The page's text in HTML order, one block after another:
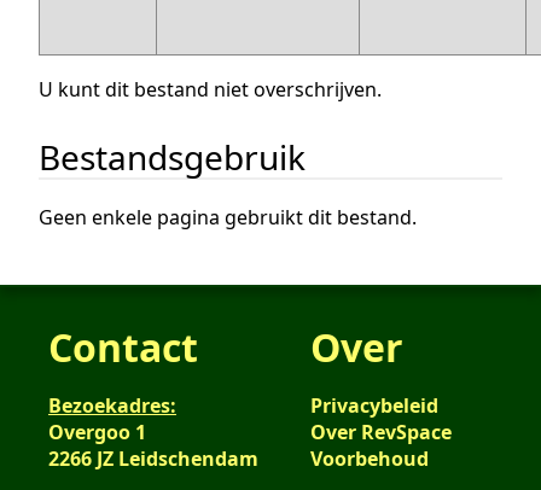
U kunt dit bestand niet overschrijven.
Bestandsgebruik
Geen enkele pagina gebruikt dit bestand.
Contact
Bezoekadres:
Overgoo 1
2266 JZ Leidschendam
Over
Privacybeleid
Over RevSpace
Voorbehoud